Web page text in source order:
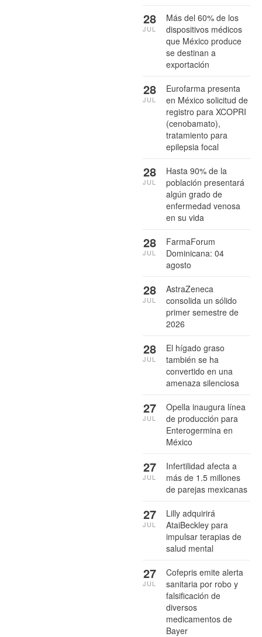
Más del 60% de los
dispositivos médicos
que México produce
se destinan a
exportación
28
JUL
Eurofarma presenta
en México solicitud de
registro para XCOPRI
(cenobamato),
tratamiento para
epilepsia focal
28
JUL
Hasta 90% de la
población presentará
algún grado de
enfermedad venosa
en su vida
28
JUL
FarmaForum
Dominicana: 04
agosto
28
JUL
AstraZeneca
consolida un sólido
primer semestre de
2026
28
JUL
El hígado graso
también se ha
convertido en una
amenaza silenciosa
28
JUL
Opella inaugura línea
de producción para
Enterogermina en
México
27
JUL
Infertilidad afecta a
más de 1.5 millones
de parejas mexicanas
27
JUL
Lilly adquirirá
AtaiBeckley para
impulsar terapias de
salud mental
27
JUL
Cofepris emite alerta
sanitaria por robo y
falsificación de
diversos
medicamentos de
Bayer
27
JUL